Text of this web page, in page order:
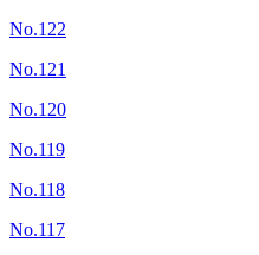
No.122
No.121
No.120
No.119
No.118
No.117